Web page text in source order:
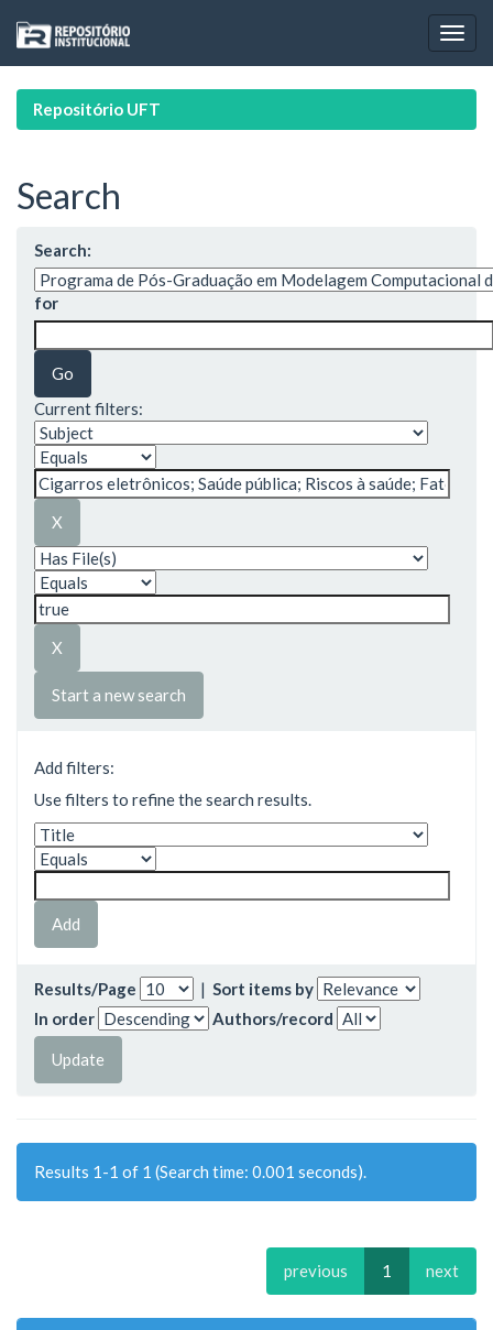
navigation
Repositório UFT
Search
Search:
for
Current filters:
Start a new search
Add filters:
Use filters to refine the search results.
Results/Page | Sort items by
In order
Authors/record
Results 1-1 of 1 (Search time: 0.001 seconds).
previous 1 next